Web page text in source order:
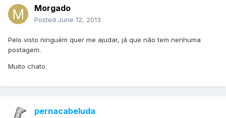
Morgado
Posted June 12, 2013
Pelo visto ninguém quer me ajudar, já que não tem nenhuma
postagem.
Muito chato.
pernacabeluda